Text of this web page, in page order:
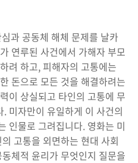
과 공동체 해체 문제를 날카
연루된 사건에서 가해자 부모
려 하고, 피해자의 고통에는
돈으로 모든 것을 해결하려는
이 상실되고 타인의 고통에 무
미자만이 유일하게 이 사건의
인물로 그려집니다. 영화는 미
고통을 외면하는 현대 사회
체적 윤리가 무엇인지 질문을